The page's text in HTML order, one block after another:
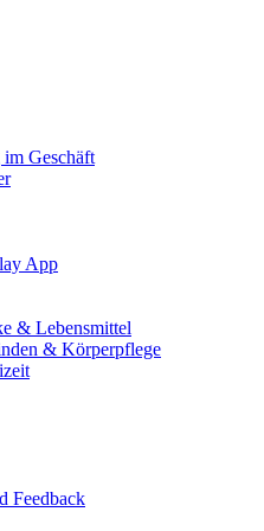
Geschäft
App
& Lebensmittel
& Körperpflege
Feedback